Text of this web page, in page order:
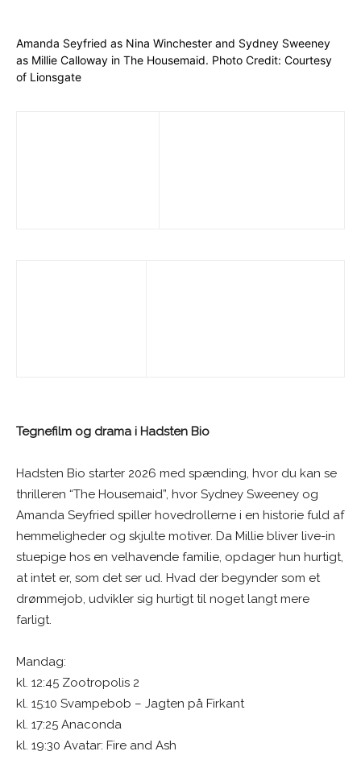
Amanda Seyfried as Nina Winchester and Sydney Sweeney
as Millie Calloway in The Housemaid. Photo Credit: Courtesy
of Lionsgate
Tegnefilm og drama i Hadsten Bio
Hadsten Bio starter 2026 med spænding, hvor du kan se
thrilleren “The Housemaid”, hvor Sydney Sweeney og
Amanda Seyfried spiller hovedrollerne i en historie fuld af
hemmeligheder og skjulte motiver. Da Millie bliver live-in
stuepige hos en velhavende familie, opdager hun hurtigt,
at intet er, som det ser ud. Hvad der begynder som et
drømmejob, udvikler sig hurtigt til noget langt mere
farligt.
Mandag:
kl. 12:45 Zootropolis 2
kl. 15:10 Svampebob – Jagten på Firkant
kl. 17:25 Anaconda
kl. 19:30 Avatar: Fire and Ash